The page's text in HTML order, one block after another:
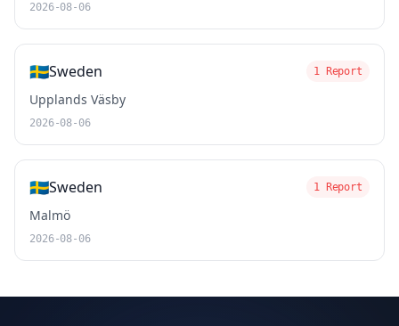
2026-08-06
🇸🇪Sweden 1 Report
Upplands Väsby
2026-08-06
🇸🇪Sweden 1 Report
Malmö
2026-08-06